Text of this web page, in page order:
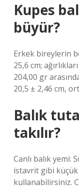
Kupes
büyür?
Erkek bireylerin
25,6 cm;
204,00 gr
20,5 ± 2,46 cm,
Balık
takılır?
Canlı balık yemi:
istavrit gibi küçük
kullanabilirsiniz.